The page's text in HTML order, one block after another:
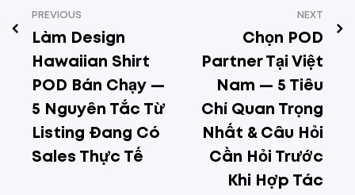
PREVIOUS
Làm Design
Hawaiian Shirt
POD Bán Chạy —
5 Nguyên Tắc Từ
Listing Đang Có
Sales Thực Tế
NEXT
Chọn POD
Partner Tại Việt
Nam — 5 Tiêu
Chí Quan Trọng
Nhất & Câu Hỏi
Cần Hỏi Trước
Khi Hợp Tác